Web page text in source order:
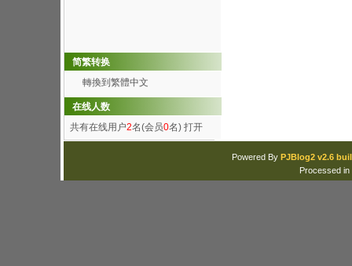
简繁转换
轉換到繁體中文
在线人数
共有在线用户2名(会员0名) 打开
Powered By PJBlog2 v2.6
Processed in